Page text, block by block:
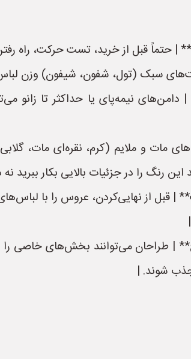
| حتماً قبل از خرید، تست حرکت، راه
سبک (تول، شفون، شيفون) وزن لباس
نیمه‌پای یا حداکثر تا زانو
مات و ملایم (کرم، نقره‌ای مات،
رنگ را در جزئیات بالایی بکار ببرید
قبل از نهایی‌کردن، عروس را با
شوند. |